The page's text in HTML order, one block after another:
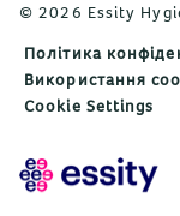
© 2026 Essity
Політика
Використання
Cookie Settings